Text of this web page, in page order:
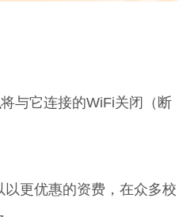
将与它连接的WiFi关闭（断
更优惠的资费，在众多校